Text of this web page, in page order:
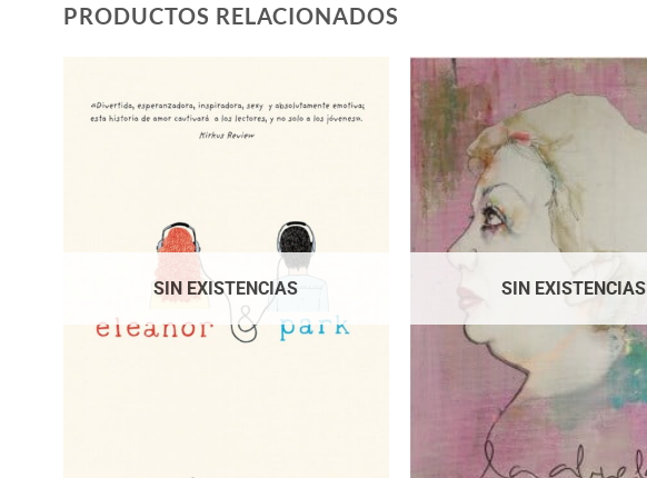
PRODUCTOS RELACIONADOS
SIN EXISTENCIAS SIN EXISTENCIAS